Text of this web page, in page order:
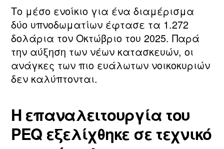
Το μέσο ενοίκιο για ένα διαμέρισμα
δύο υπνοδωματίων έφτασε τα 1.272
δολάρια τον Οκτώβριο του 2025. Παρά
την αύξηση των νέων κατασκευών, οι
ανάγκες των πιο ευάλωτων νοικοκυριών
δεν καλύπτονται.
Η επαναλειτουργία του
PEQ εξελίχθηκε σε τεχνικό